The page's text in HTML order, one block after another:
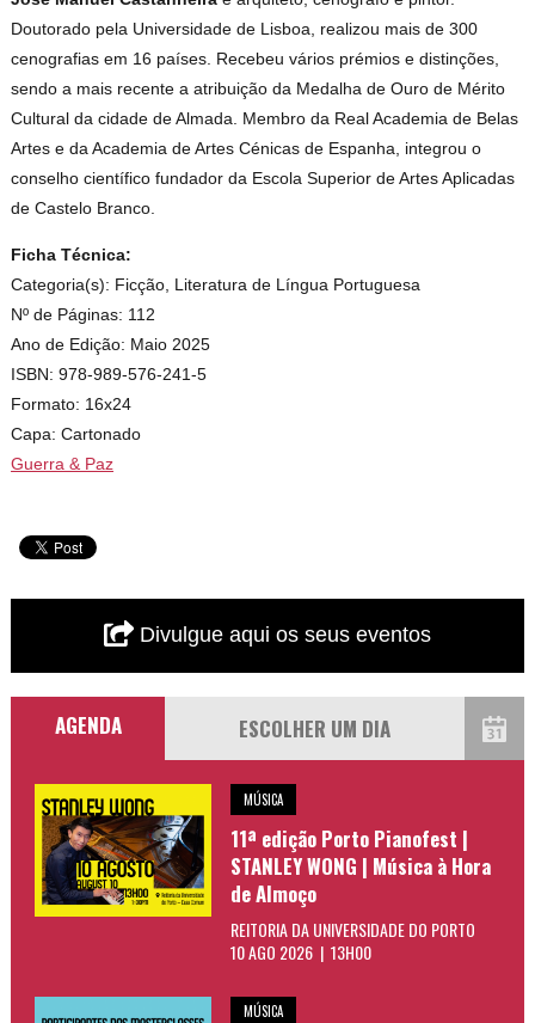
Doutorado pela Universidade de Lisboa, realizou mais de 300
cenografias em 16 países. Recebeu vários prémios e distinções,
sendo a mais recente a atribuição da Medalha de Ouro de Mérito
Cultural da cidade de Almada. Membro da Real Academia de Belas
Artes e da Academia de Artes Cénicas de Espanha, integrou o
conselho científico fundador da Escola Superior de Artes Aplicadas
de Castelo Branco.
Ficha Técnica:
Categoria(s): Ficção, Literatura de Língua Portuguesa
Nº de Páginas: 112
Ano de Edição: Maio 2025
ISBN: 978-989-576-241-5
Formato: 16x24
Capa: Cartonado
Guerra & Paz
Divulgue aqui os seus eventos
AGENDA
MÚSICA
11ª edição Porto Pianofest |
STANLEY WONG | Música à Hora
de Almoço
REITORIA DA UNIVERSIDADE DO PORTO
10 AGO 2026 | 13H00
MÚSICA